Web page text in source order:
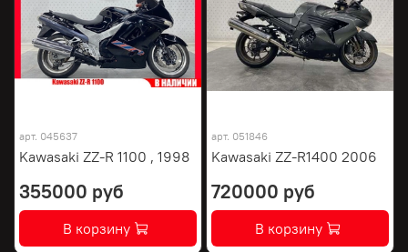
арт. 045637
Kawasaki ZZ-R 1100 , 1998
355000 руб
В корзину
арт. 051846
Kawasaki ZZ-R1400 2006
720000 руб
В корзину